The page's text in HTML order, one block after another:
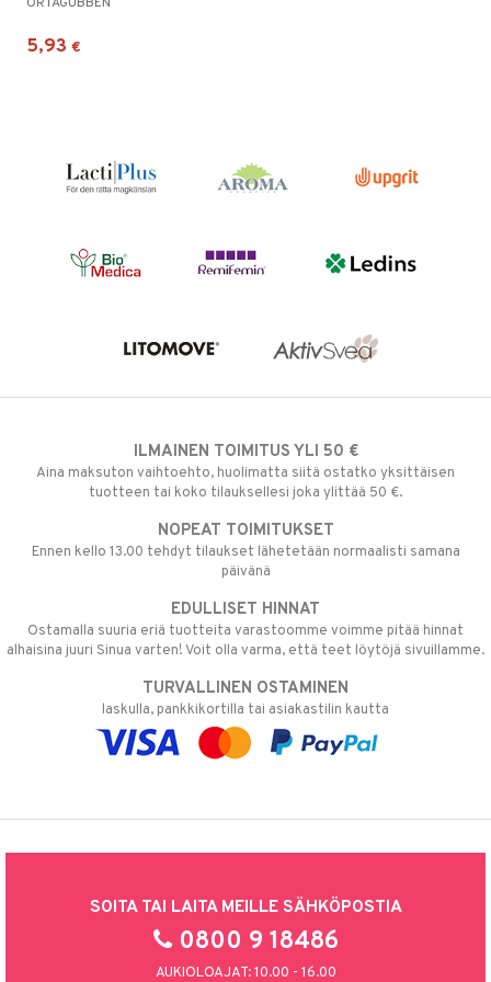
5,93 €
ILMAINEN TOIMITUS YLI 50 €
Aina maksuton vaihtoehto, huolimatta siitä ostatko yksittäisen
tuotteen tai koko tilauksellesi joka ylittää 50 €.
NOPEAT TOIMITUKSET
Ennen kello 13.00 tehdyt tilaukset lähetetään normaalisti samana
päivänä
EDULLISET HINNAT
Ostamalla suuria eriä tuotteita varastoomme voimme pitää hinnat
alhaisina juuri Sinua varten! Voit olla varma, että teet löytöjä sivuillamme.
TURVALLINEN OSTAMINEN
laskulla, pankkikortilla tai asiakastilin kautta
SOITA TAI LAITA MEILLE SÄHKÖPOSTIA
0800 9 18486
AUKIOLOAJAT: 10.00 - 16.00